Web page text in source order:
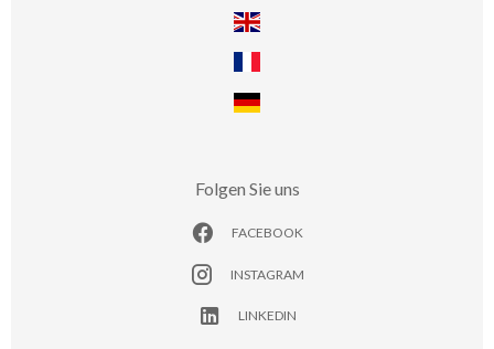
Folgen Sie uns
FACEBOOK
INSTAGRAM
LINKEDIN